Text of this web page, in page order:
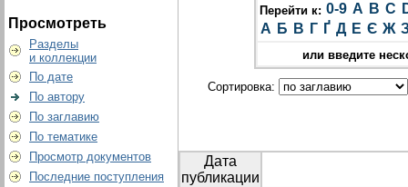
Просмотреть
Разделы
и коллекции
По дате
По автору
По заглавию
По тематике
Просмотр документов
Последние поступления
Перейти к: 0-9 A B C
А Б В Г Ґ Д Е Є Ж
или введите
Сортировка:
Дата
публикации